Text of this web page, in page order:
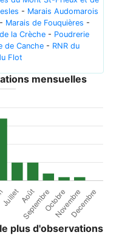
- Marais Audomarois
- Marais de Fouquières -
la Crèche - Poudrerie
de Canche - RNR du
Flot
mensuelles
plus d'observations